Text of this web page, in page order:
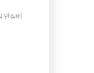
만점에